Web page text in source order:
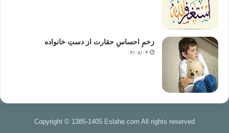
در اين مرحله برخي پژوهشگران، سيد را عضو رسمي اخوان تصور ميكنند و با
وي با اين اعتبار برخورد مينمايند. چه بسا عبدالناصر هم، چه قبل و بعد از انقلاب،
و حتي چه بسا برخي از خود اخوانيها هم همين تصور را در مورد سيد داشته اند!
اما اينها را نميتوان به عضويت رسمي سيد در اخوان، تحويل و تفسير كرد، زيرا
واقعيت تاريخي قضيه، خلاف اين را نشان ميدهد!
ابتداي سال 1953 م شروع ميشود .
زخمِ احساسِ حقارت از دستِ خانواده
۰۴/۰۸/۰۳
Copyright © 1385-1405 Eslahe.com All rights reserved